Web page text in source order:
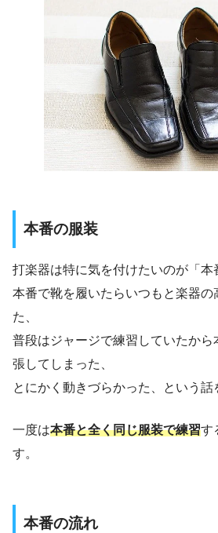
本番の服装
打楽器は特に気を付けたいのが「本
本番で靴を履いたらいつもと楽器の
た、
普段はジャージで練習していたから
張してしまった、
とにかく動きづらかった、という話
一度は本番と全く同じ服装で練習す
す。
本番の流れ